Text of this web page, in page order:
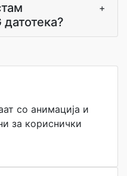
датотека?
+
со анимација и
за кориснички